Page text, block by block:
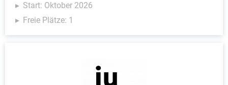
Start: Oktober 2026
Freie Plätze: 1